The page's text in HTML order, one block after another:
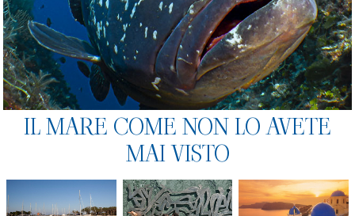
IL MARE COME NON LO AVETE
MAI VISTO